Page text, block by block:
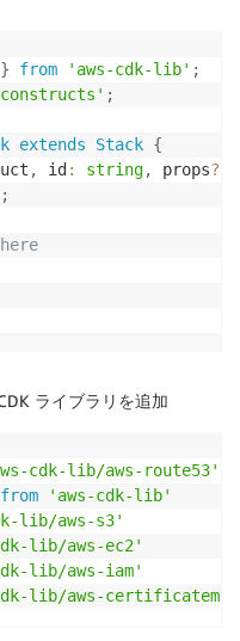
} from 'aws-cdk-lib' ;
;
extends Stack {
, id : string, props?
;
ライブラリを追加
cdk-lib/aws-route53'
from
'aws-cdk-lib'
lib/aws-s3'
lib/aws-ec2'
lib/aws-iam'
lib/aws-